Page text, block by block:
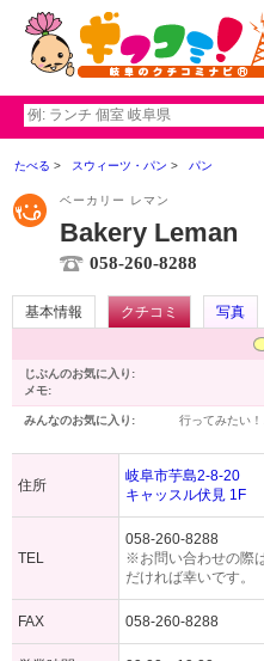
たべる スウィーツ・パン パン
ベーカリー レマン
Bakery Leman
058-260-8288
基本情報 クチコミ
写真
じぶんのお気に入り:
メモ:
みんなのお気に入り: 行ってみたい！
住所
岐阜市芋島2-8-20
キャッスル伏見 1F
TEL
058-260-8288
※お問い合わせの際
だければ幸いです。
FAX 058-260-8288